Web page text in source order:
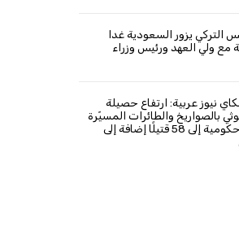
التركي يزور السعودية غدا
مع ولي العهد ورئيس وزراء
نيوز عربية: ارتفاع حصيلة
بالصواريخ والطائرات المسيّرة
على معسكرات حكومية إلى 58 قتيلًا إضافة إلى